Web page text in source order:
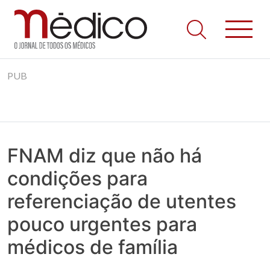
to
Jornal Médico
Médico – O Jornal de Todos os Médicos. Onde as notícias
realmente contam! Tudo o que se passa na Saúde!
PUB
FNAM diz que não há
condições para
referenciação de utentes
pouco urgentes para
médicos de família